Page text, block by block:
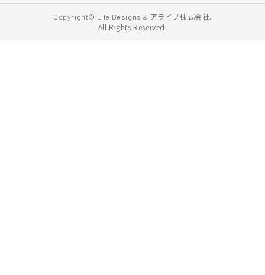
Copyright© Life Designs & アライブ株式会社.
All Rights Reserved.